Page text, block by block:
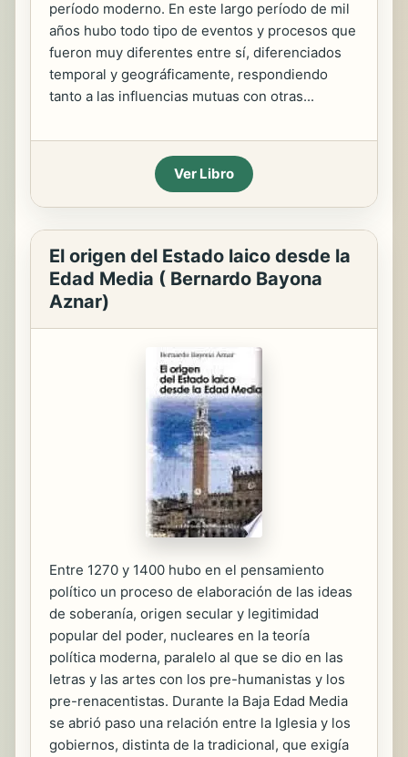
período moderno. En este largo período de mil
años hubo todo tipo de eventos y procesos que
fueron muy diferentes entre sí, diferenciados
temporal y geográficamente, respondiendo
tanto a las influencias mutuas con otras...
Ver Libro
El origen del Estado laico desde la
Edad Media ( Bernardo Bayona
Aznar)
Entre 1270 y 1400 hubo en el pensamiento
político un proceso de elaboración de las ideas
de soberanía, origen secular y legitimidad
popular del poder, nucleares en la teoría
política moderna, paralelo al que se dio en las
letras y las artes con los pre-humanistas y los
pre-renacentistas. Durante la Baja Edad Media
se abrió paso una relación entre la Iglesia y los
gobiernos, distinta de la tradicional, que exigía